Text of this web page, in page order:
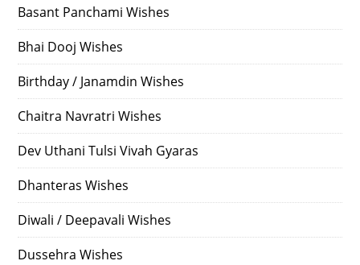
Basant Panchami Wishes
Bhai Dooj Wishes
Birthday / Janamdin Wishes
Chaitra Navratri Wishes
Dev Uthani Tulsi Vivah Gyaras
Dhanteras Wishes
Diwali / Deepavali Wishes
Dussehra Wishes